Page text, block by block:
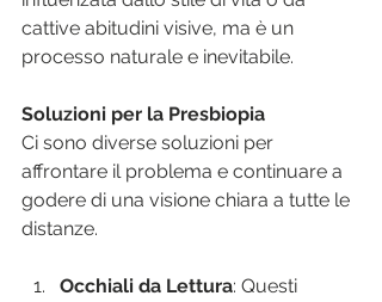
cattive abitudini visive, ma è un
processo naturale e inevitabile.
Soluzioni per la Presbiopia
Ci sono diverse soluzioni per
affrontare il problema e continuare a
godere di una visione chiara a tutte le
distanze.
Occhiali da Lettura: Questi